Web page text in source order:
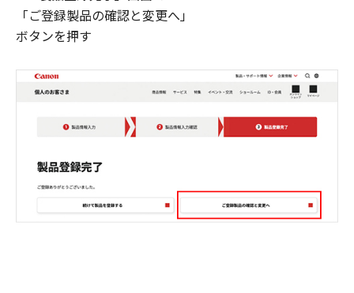
「ご登録製品の確認と変更へ」
ボタンを押す